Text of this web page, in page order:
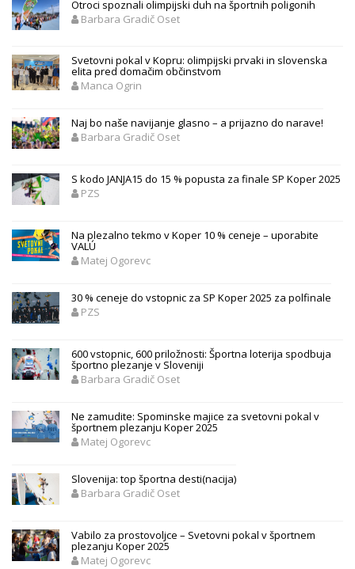
Otroci spoznali olimpijski duh na športnih poligonih
Barbara Gradič Oset
Svetovni pokal v Kopru: olimpijski prvaki in slovenska
elita pred domačim občinstvom
Manca Ogrin
Naj bo naše navijanje glasno – a prijazno do narave!
Barbara Gradič Oset
S kodo JANJA15 do 15 % popusta za finale SP Koper 2025
PZS
Na plezalno tekmo v Koper 10 % ceneje – uporabite
VALÚ
Matej Ogorevc
30 % ceneje do vstopnic za SP Koper 2025 za polfinale
PZS
600 vstopnic, 600 priložnosti: Športna loterija spodbuja
športno plezanje v Sloveniji
Barbara Gradič Oset
Ne zamudite: Spominske majice za svetovni pokal v
športnem plezanju Koper 2025
Matej Ogorevc
Slovenija: top športna desti(nacija)
Barbara Gradič Oset
Vabilo za prostovoljce – Svetovni pokal v športnem
plezanju Koper 2025
Matej Ogorevc